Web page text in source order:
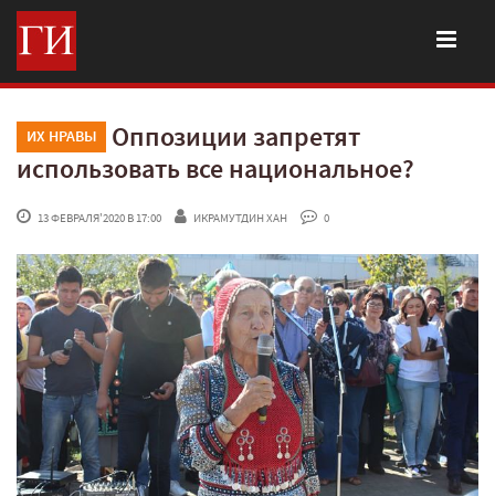
ИХ НРАВЫ
Оппозиции запретят
использовать все национальное?
13 ФЕВРАЛЯ'2020 В 17:00 ИКРАМУТДИН ХАН 0